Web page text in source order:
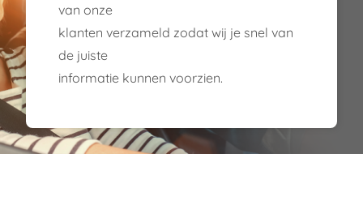
van onze
klanten verzameld zodat wij je snel van
de juiste
informatie kunnen voorzien.